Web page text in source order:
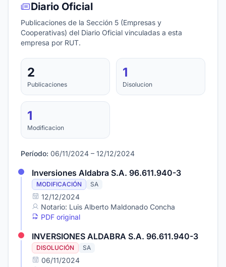
Diario Oficial
Publicaciones de la Sección 5 (Empresas y
Cooperativas) del Diario Oficial vinculadas a esta
empresa por RUT.
2
Publicaciones
1
Disolucion
1
Modificacion
Período: 06/11/2024 – 12/12/2024
Inversiones Aldabra S.A. 96.611.940-3
MODIFICACIÓN SA
12/12/2024
Notario: Luis Alberto Maldonado Concha
PDF original
INVERSIONES ALDABRA S.A. 96.611.940-3
DISOLUCIÓN SA
06/11/2024